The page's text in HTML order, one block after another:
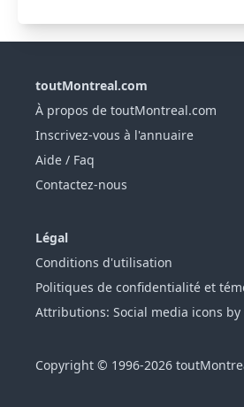
toutMontreal.com
À propos de toutMontreal.com
Inscrivez-vous à l'annuaire
Aide / Faq
Contactez-nous
Légal
Conditions d'utilisation
Politiques de confidentialité et
Attributions: Social media icons by
Copyright © 1996-2026